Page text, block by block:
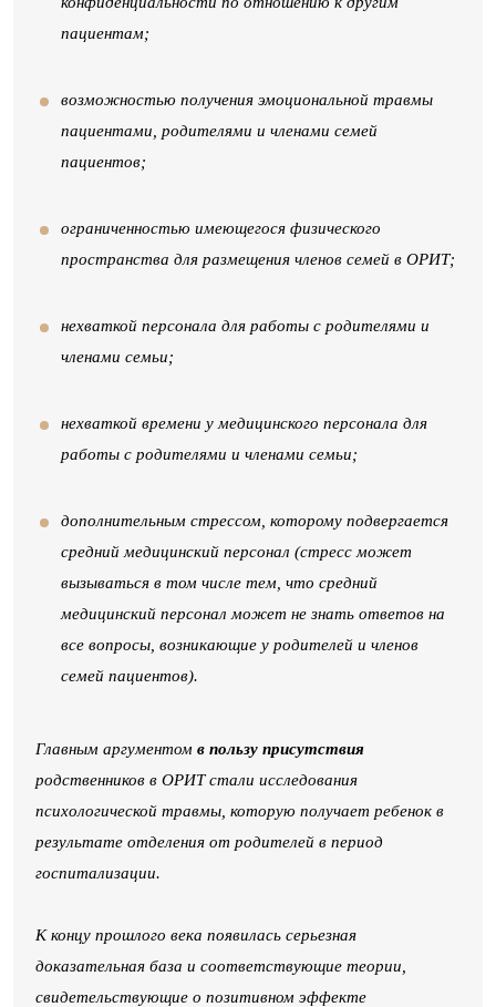
пациентам;
возможностью получения эмоциональной травмы
пациентами, родителями и членами семей
пациентов;
ограниченностью имеющегося физического
пространства для размещения членов семей в ОРИТ;
нехваткой персонала для работы с родителями и
членами семьи;
нехваткой времени у медицинского персонала для
работы с родителями и членами семьи;
дополнительным стрессом, которому подвергается
средний медицинский персонал (стресс может
вызываться в том числе тем, что средний
медицинский персонал может не знать ответов на
все вопросы, возникающие у родителей и членов
семей пациентов).
Главным аргументом в пользу присутствия
родственников в ОРИТ стали исследования
психологической травмы, которую получает ребенок в
результате отделения от родителей в период
госпитализации.
К концу прошлого века появилась серьезная
доказательная база и соответствующие теории,
свидетельствующие о позитивном эффекте